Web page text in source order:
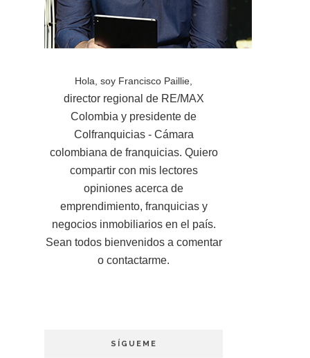
Hola, soy Francisco Paillie,
director regional de RE/MAX
Colombia y presidente de
Colfranquicias - Cámara
colombiana de franquicias. Quiero
compartir con mis lectores
opiniones acerca de
emprendimiento, franquicias y
negocios inmobiliarios en el país.
Sean todos bienvenidos a comentar
o contactarme.
SÍGUEME